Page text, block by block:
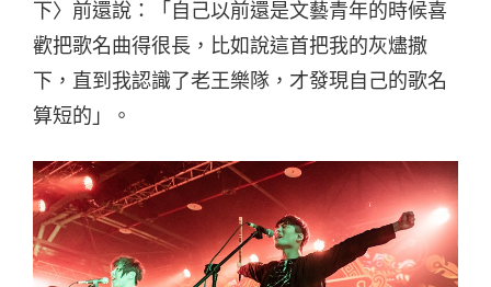
下〉前還說：「自己以前還是文藝青年的時候喜
歡把歌名曲得很長，比如說這首把我的灰燼撒
下，直到我認識了老王樂隊，才發現自己的歌名
算短的」。